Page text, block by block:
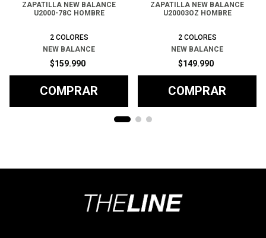
ZAPATILLA NEW BALANCE
U2000-78C HOMBRE
2 COLORES
NEW BALANCE
$159.990
COMPRAR
ZAPATILLA NEW BALANCE
U20003OZ HOMBRE
2 COLORES
NEW BALANCE
$149.990
COMPRAR